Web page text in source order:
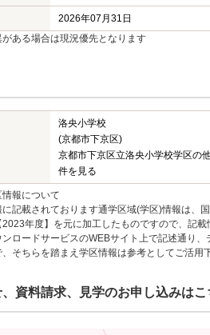
2026年07月31日
ある場合は現況優先となります
洛央小学校
(京都市下京区)
京都市下京区立洛央小学校学区の
件を見る
報について
記載されております通学区域(学区)情報は、
年度】を元に加工したものですので、記載
ンロードサービスのWEBサイト上で記述通り
そちらを踏まえ学区情報は参考としてご活用
資料請求、見学のお申し込みはこ